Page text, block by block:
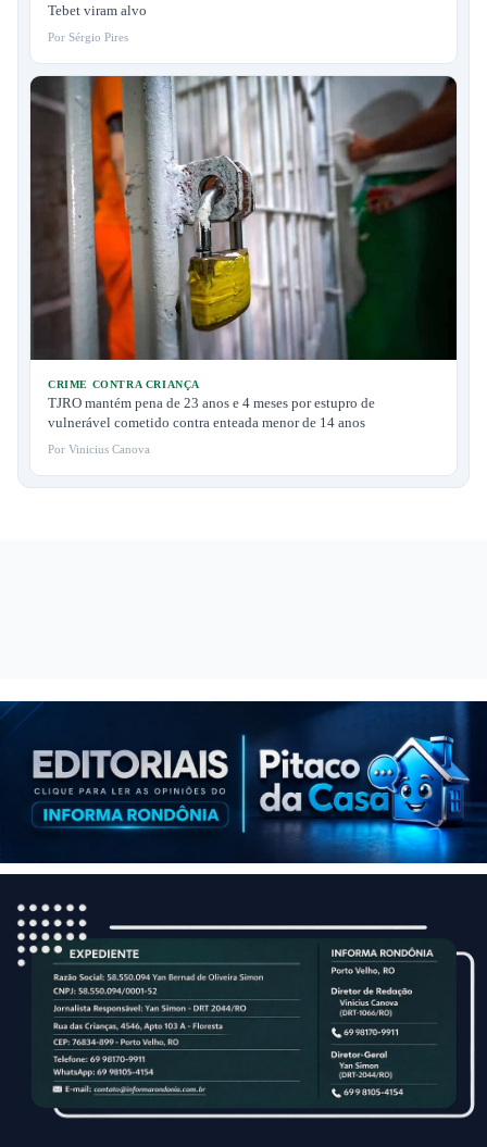
Tebet viram alvo
Por Sérgio Pires
CRIME CONTRA CRIANÇA
TJRO mantém pena de 23 anos e 4 meses por estupro de
vulnerável cometido contra enteada menor de 14 anos
Por Vinicius Canova